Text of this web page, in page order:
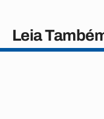
Leia